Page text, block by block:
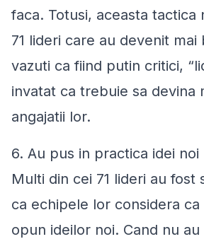
faca. Totusi, aceasta tactica
71 lideri care au devenit mai
vazuti ca fiind putin critici,
invatat ca trebuie sa devina
angajatii lor.
6. Au pus in practica idei noi
Multi din cei 71 lideri au fost
ca echipele lor considera ca
opun ideilor noi. Cand nu